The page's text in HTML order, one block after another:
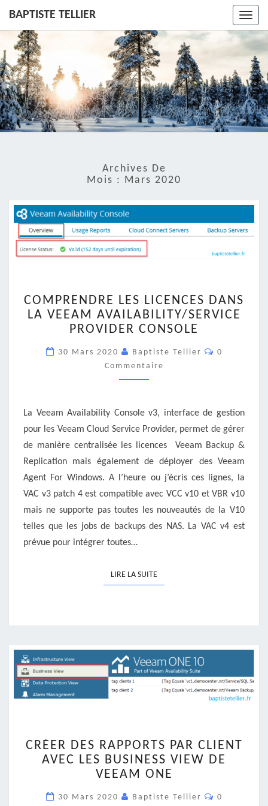
BAPTISTE TELLIER
Archives De
Mois : Mars 2020
LES
LICENCES
DANS
VEEAM
AVAILABILITY/SERVICE
PROVIDER
COMPRENDRE LES LICENCES DANS
LA VEEAM AVAILABILITY/SERVICE
PROVIDER CONSOLE
30 Mars 2020 Baptiste Tellier
0
Commentaire
La Veeam Availability Console v3, interface de gestion
pour les Veeam Cloud Service Provider, permet de gérer
de manière centralisée les licences Veeam Backup &
Replication mais également de déployer des Veeam
Agent For Windows. A l’heure ou j’écris ces lignes, la
VAC v3 patch 4 est compatible avec VCC v10 et VBR v10
mais ne supporte pas toutes les nouveautés de la V10
telles que les jobs de backups des NAS. La VAC v4 est
prévue pour intégrer toutes…
LIRE LA SUITELIRE LA SUITE
DES
RAPPORTS
PAR
AVEC
CRÉER DES RAPPORTS PAR CLIENT
AVEC LES BUSINESS VIEW DE
VEEAM ONE
30 Mars 2020 Baptiste Tellier
0